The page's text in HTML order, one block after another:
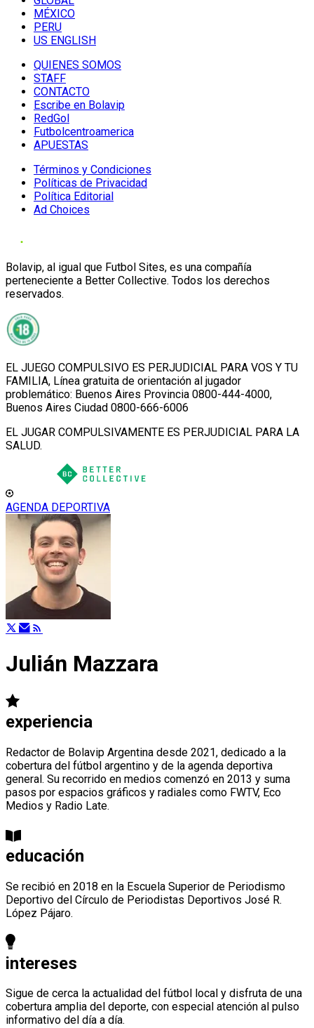
MÉXICO
PERU
US ENGLISH
QUIENES SOMOS
STAFF
CONTACTO
Escribe en Bolavip
RedGol
Futbolcentroamerica
APUESTAS
Términos y Condiciones
Políticas de Privacidad
Política Editorial
Ad Choices
Bolavip, al igual que Futbol Sites, es una compañía
perteneciente a Better Collective. Todos los derechos
reservados.
EL JUEGO COMPULSIVO ES PERJUDICIAL PARA VOS Y TU
FAMILIA, Línea gratuita de orientación al jugador
problemático: Buenos Aires Provincia 0800-444-4000,
Buenos Aires Ciudad 0800-666-6006
EL JUGAR COMPULSIVAMENTE ES PERJUDICIAL PARA LA
SALUD.
AGENDA DEPORTIVA
Julián Mazzara
experiencia
Redactor de Bolavip Argentina desde 2021, dedicado a la
cobertura del fútbol argentino y de la agenda deportiva
general. Su recorrido en medios comenzó en 2013 y suma
pasos por espacios gráficos y radiales como FWTV, Eco
Medios y Radio Late.
educación
Se recibió en 2018 en la Escuela Superior de Periodismo
Deportivo del Círculo de Periodistas Deportivos José R.
López Pájaro.
intereses
Sigue de cerca la actualidad del fútbol local y disfruta de una
cobertura amplia del deporte, con especial atención al pulso
informativo del día a día.